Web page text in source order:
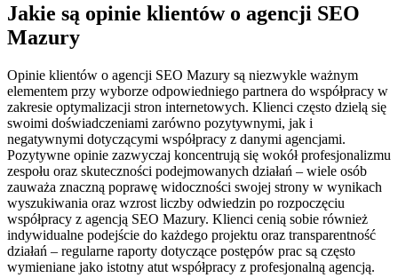
Jakie są opinie klientów o agencji SEO
Mazury
Opinie klientów o agencji SEO Mazury są niezwykle ważnym
elementem przy wyborze odpowiedniego partnera do współpracy w
zakresie optymalizacji stron internetowych. Klienci często dzielą się
swoimi doświadczeniami zarówno pozytywnymi, jak i
negatywnymi dotyczącymi współpracy z danymi agencjami.
Pozytywne opinie zazwyczaj koncentrują się wokół profesjonalizmu
zespołu oraz skuteczności podejmowanych działań – wiele osób
zauważa znaczną poprawę widoczności swojej strony w wynikach
wyszukiwania oraz wzrost liczby odwiedzin po rozpoczęciu
współpracy z agencją SEO Mazury. Klienci cenią sobie również
indywidualne podejście do każdego projektu oraz transparentność
działań – regularne raporty dotyczące postępów prac są często
wymieniane jako istotny atut współpracy z profesjonalną agencją.